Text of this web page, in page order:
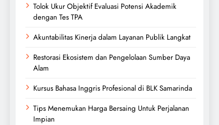
Tolok Ukur Objektif Evaluasi Potensi Akademik
dengan Tes TPA
Akuntabilitas Kinerja dalam Layanan Publik Langkat
Restorasi Ekosistem dan Pengelolaan Sumber Daya
Alam
Kursus Bahasa Inggris Profesional di BLK Samarinda
Tips Menemukan Harga Bersaing Untuk Perjalanan
Impian